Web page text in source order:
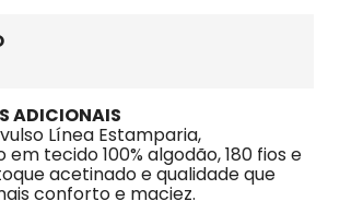
ADICIONAIS
Línea Estamparia,
tecido 100% algodão, 180 fios e
acetinado e qualidade que
conforto e maciez.